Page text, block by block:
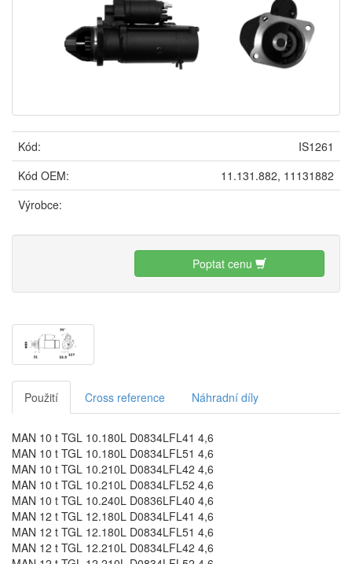
Kód:
IS1261
Kód OEM:
11.131.882, 11131882
Výrobce:
Poptat cenu
Použití Cross reference Náhradní díly
MAN 10 t TGL 10.180L D0834LFL41 4,6
MAN 10 t TGL 10.180L D0834LFL51 4,6
MAN 10 t TGL 10.210L D0834LFL42 4,6
MAN 10 t TGL 10.210L D0834LFL52 4,6
MAN 10 t TGL 10.240L D0836LFL40 4,6
MAN 12 t TGL 12.180L D0834LFL41 4,6
MAN 12 t TGL 12.180L D0834LFL51 4,6
MAN 12 t TGL 12.210L D0834LFL42 4,6